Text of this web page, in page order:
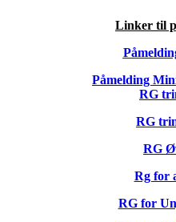
Linker til
Påmelding
RG
RG
RG
Rg for
RG for